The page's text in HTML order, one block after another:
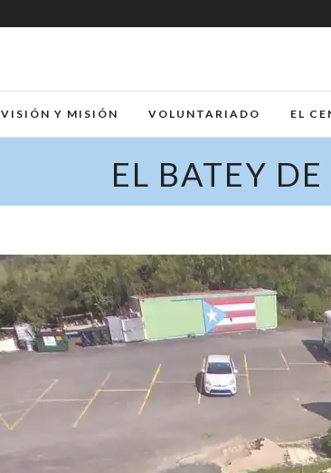
VISIÓN Y MISIÓN VOLUNTARIADO EL
EL BATEY